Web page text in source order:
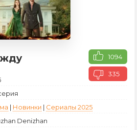
1094
335
| Новинки | Сериалы 2025
Denizhan